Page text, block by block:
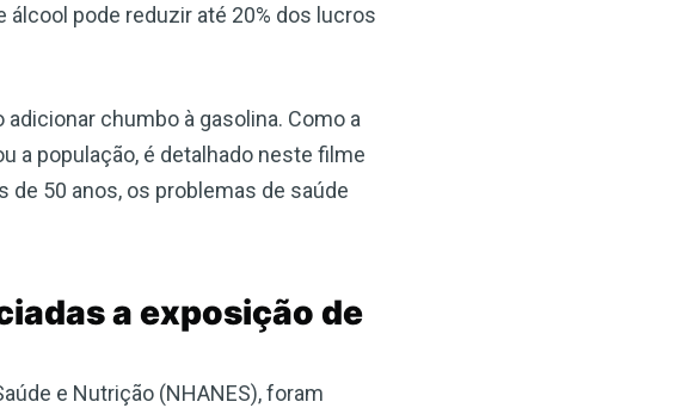
álcool pode reduzir até 20% dos lucros
chumbo à gasolina. Como a
a população, é detalhado neste filme
50 anos, os problemas de saúde
a exposição de
e Nutrição (NHANES), foram
boletim
DE